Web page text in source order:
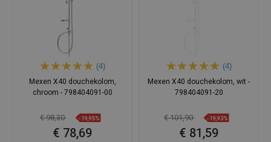
(4)
Mexen X40 douchekolom,
chroom - 798404091-00
€ 98,30 -19,95%
€ 78,69
(4)
Mexen X40 douchekolom, wit -
798404091-20
€ 101,90 -19,93%
€ 81,59